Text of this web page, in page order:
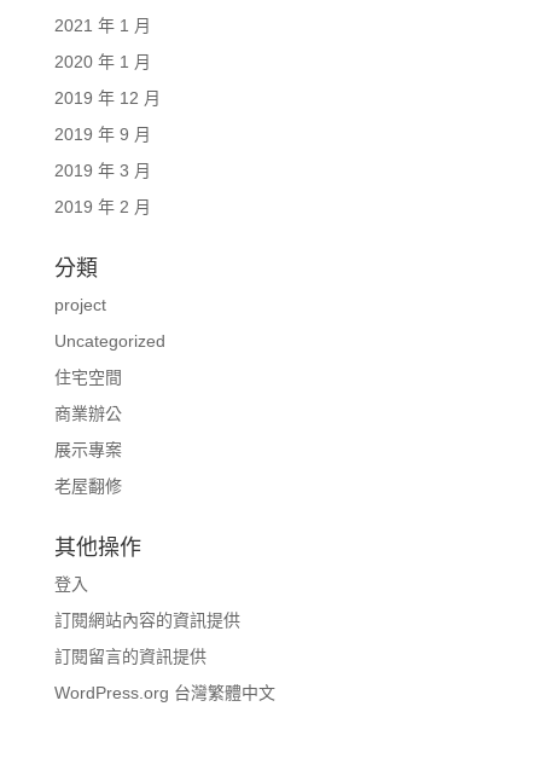
2021 年 1 月
2020 年 1 月
2019 年 12 月
2019 年 9 月
2019 年 3 月
2019 年 2 月
分類
project
Uncategorized
住宅空間
商業辦公
展示專案
老屋翻修
其他操作
登入
訂閱網站內容的資訊提供
訂閱留言的資訊提供
WordPress.org 台灣繁體中文